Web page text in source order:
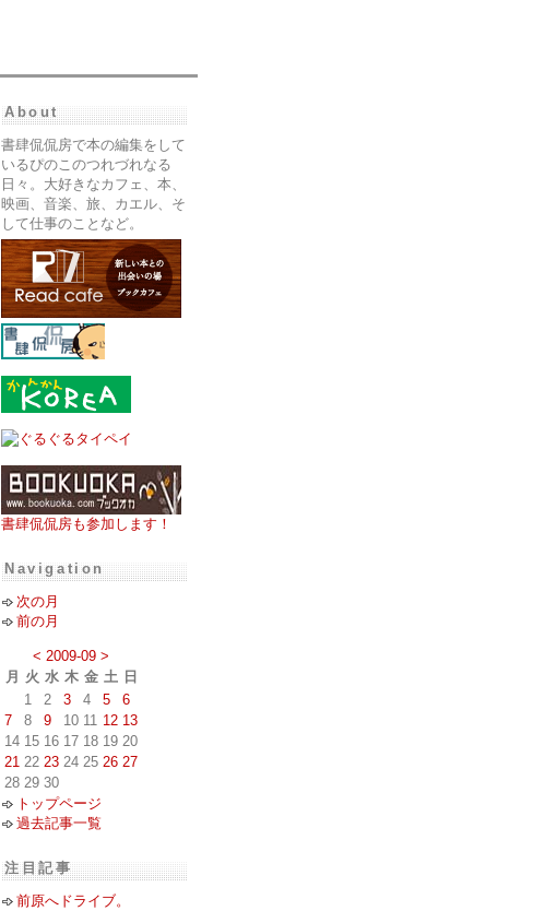
About
書肆侃侃房で本の編集をして
いるぴのこのつれづれなる
日々。大好きなカフェ、本、
映画、音楽、旅、カエル、そ
して仕事のことなど。
書肆侃侃房も参加します！
Navigation
次の月
前の月
< 2009-09 >
月
火 水 木 金 土 日
1
2 3 4 5
6
7
8 9 10 11 12 13
14 15 16 17 18 19 20
21 22 23 24 25 26 27
28 29 30
トップページ
過去記事一覧
注目記事
前原へドライブ。